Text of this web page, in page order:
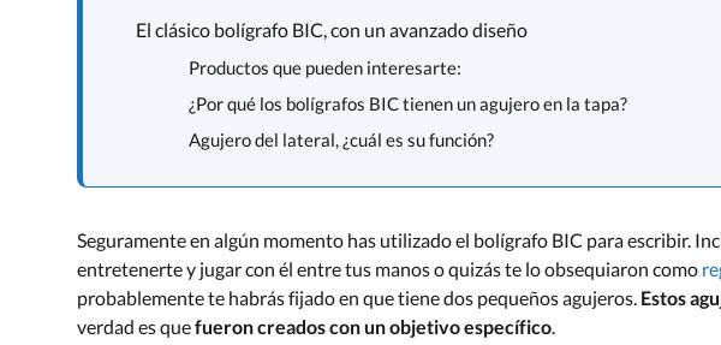
El clásico bolígrafo BIC, con un avanzado diseño
Productos que pueden interesarte:
¿Por qué los bolígrafos BIC tienen un agujero en la tapa?
Agujero del lateral, ¿cuál es su función?
Seguramente en algún momento has utilizado el bolígrafo BIC para escribir.
entretenerte y jugar con él entre tus manos o quizás te lo obsequiaron como
probablemente te habrás fijado en que tiene dos pequeños agujeros. Estos
verdad es quefueron creados con un objetivo específico